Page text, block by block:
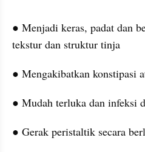
● Menjadi keras, padat dan
tekstur dan struktur tinja
● Mengakibatkan konstipasi
● Mudah terluka dan infeksi
● Gerak peristaltik secara